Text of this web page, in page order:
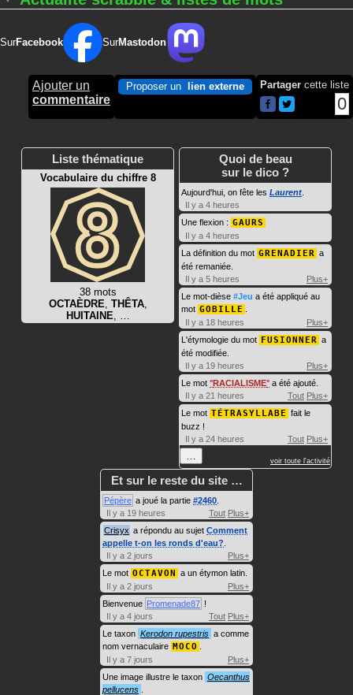
SurFacebook SurMastodon
Ajouter un
commentaire
Proposer un lien externe Partager cette liste
0
Liste thématique
Vocabulaire du chiffre 8
38 mots
OCTAÈDRE THÊTA,
HUITAINE
Quoi de beau
sur le dico ?
Aujourd'hui, on fête les Laurent
Il y a 4 heures
Une flexion : GAURS
Il y a 4 heures
La définition du mot GRENADIER a
été remaniée.
Il y a 5 heures
Plus+
Le mot-dièse #Jeu a été appliqué au
mot GOBILLE
Il y a 18 heures
Plus+
L'étymologie du mot FUSIONNER a
été modifiée.
Il y a 19 heures
Plus+
Le mot RACIALISME a été ajouté.
Il y a 21 heures
Tout Plus+
Le mot TÉTRASYLLABE fait le
buzz !
Il y a 24 heures
Tout Plus+
voir toute l'activité
Et sur le reste du site …
Pépère a joué la partie #2460
Il y a 19 heures
Tout Plus+
Crisyx a répondu au sujet Comment
appelle t-on les ronds d'eau?
Il y a 2 jours
Plus+
Le mot OCTAVON a un étymon latin.
Il y a 2 jours
Plus+
Bienvenue Promenade87 !
Il y a 4 jours
Tout Plus+
Le taxon Kerodon rupestris a comme
nom vernaculaire MOCO
Il y a 7 jours
Plus+
Une image illustre le taxon Oecanthus
pellucens